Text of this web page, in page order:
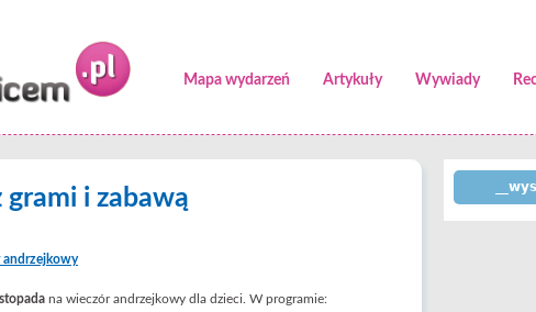
Mapa wydarzeń Artykuły Wywiady
i zabawą
andrzejkowy
na wieczór andrzejkowy dla dzieci. W programie: